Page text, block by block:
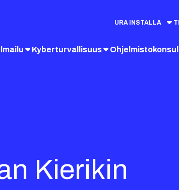
URA INSTALLA
Kyberturvallisuus
Kierikin